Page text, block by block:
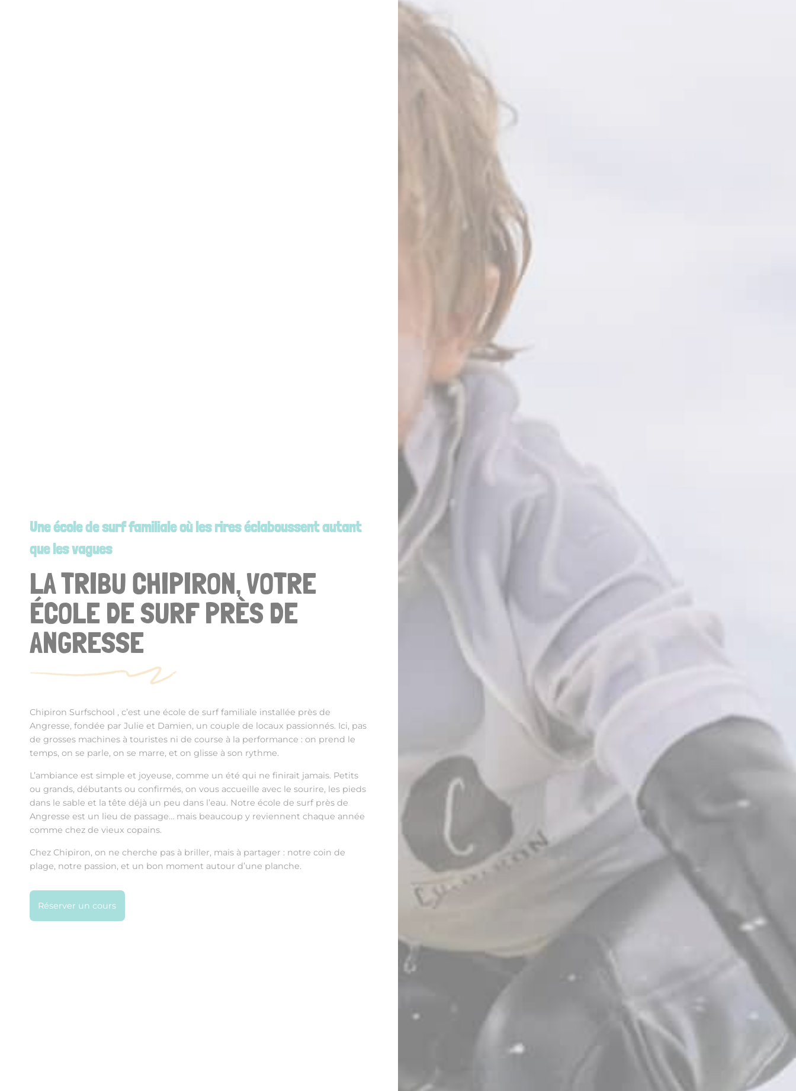
Une école de surf familiale où les rires éclaboussent autant
que les vagues
LA TRIBU CHIPIRON, VOTRE
ÉCOLE DE SURF PRÈS DE
ANGRESSE
Chipiron Surfschool , c’est une école de surf familiale installée près de
Angresse, fondée par Julie et Damien, un couple de locaux passionnés. Ici, pas
de grosses machines à touristes ni de course à la performance : on prend le
temps, on se parle, on se marre, et on glisse à son rythme.
L’ambiance est simple et joyeuse, comme un été qui ne finirait jamais. Petits
ou grands, débutants ou confirmés, on vous accueille avec le sourire, les pieds
dans le sable et la tête déjà un peu dans l’eau. Notre école de surf près de
Angresse est un lieu de passage… mais beaucoup y reviennent chaque année
comme chez de vieux copains.
Chez Chipiron, on ne cherche pas à briller, mais à partager : notre coin de
plage, notre passion, et un bon moment autour d’une planche.
Réserver un cours